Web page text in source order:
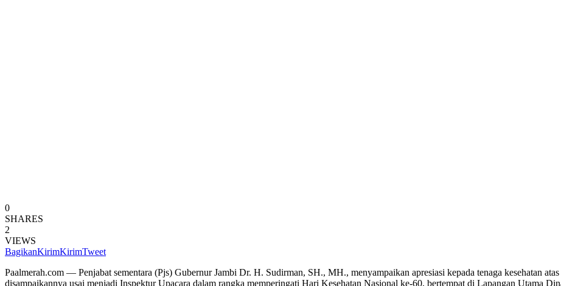
0
SHARES
2
VIEWS
BagikanKirimKirimTweet
Paalmerah.com — Penjabat sementara (Pjs) Gubernur Jambi Dr. H. Sudirman, SH., MH., menyampaikan apresiasi kepada tenaga kesehatan
disampaikannya usai menjadi Inspektur Upacara dalam rangka memperingati Hari Kesehatan Nasional ke-60, bertempat di Lapangan Utama